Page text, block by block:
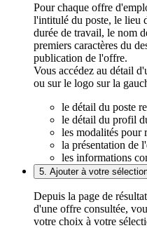
Pour chaque offre
l'intitulé du poste, le lieu
durée de travail, le nom
premiers caractères du
publication de l'offre.
Vous accédez au détail
ou sur le logo sur la
le détail du poste
le détail du profil
les modalités pour
la présentation de
les informations
5. Ajouter à votre
Depuis la page de
d'une offre consultée,
votre choix à votre